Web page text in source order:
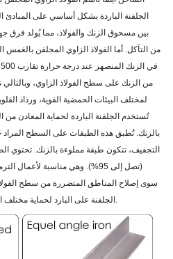
الجلفنة الباردة بشكل أساسي على المبادئ
بين مسحوق الزنك والفولاذ، مما يُولد فرق
من التآكل. أما الفولاذ الزاوي المجلفن بالغمس
من الزنك على سطح الفولاذ الزاوي،
لمختلف البيئات الحمضية القوية، ورذاذ
تُستخدم الجلفنة الباردة لحماية المعادن
بالزنك. تُطبق هذه الطبقات على السطح المراد
التجفيف، تتكون طبقة مملوءة بالزنك. تحتوي
(تصل إلى 95%). وهي مناسبة لأعمال
سوى إصلاح المناطق المتضررة من سطح
الجلفنة على البارد لحماية مختلف المنتجات والهياكل الفولاذية من التآكل.